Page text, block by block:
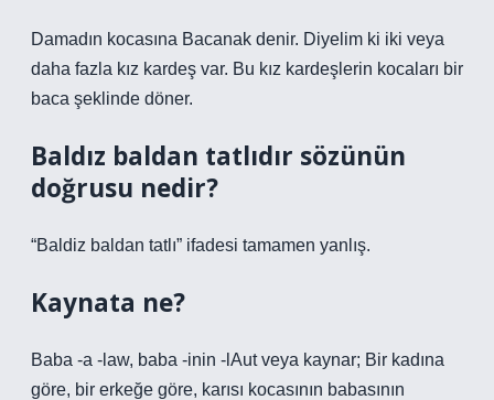
Damadın kocasına Bacanak denir. Diyelim ki iki veya
daha fazla kız kardeş var. Bu kız kardeşlerin kocaları bir
baca şeklinde döner.
Baldız baldan tatlıdır sözünün
doğrusu nedir?
“Baldiz baldan tatlı” ifadesi tamamen yanlış.
Kaynata ne?
Baba -a -law, baba -inin -lAut veya kaynar; Bir kadına
göre, bir erkeğe göre, karısı kocasının babasının